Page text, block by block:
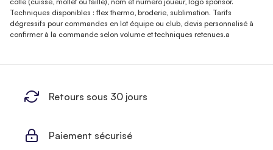
Techniques disponibles : flex thermo, broderie, sublimation. Tarifs
dégressifs pour commandes en lot équipe ou club, devis personnalisé à
confirmer à la commande selon volume et techniques retenues.a
Retours sous 30 jours
Paiement sécurisé